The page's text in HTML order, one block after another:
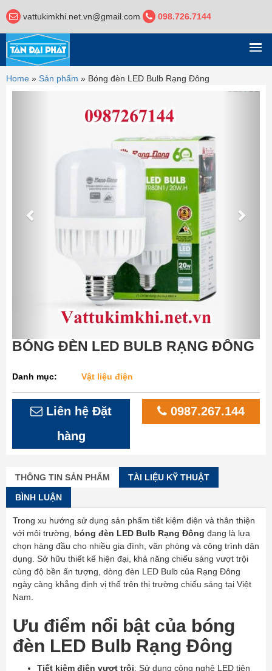
vattukimkhi.net.vn@gmail.com 098.726.7144
DANH MỤC
Home » Sản phẩm » Bóng đèn LED Bulb Rạng Đông
BÓNG ĐÈN LED BULB RẠNG ĐÔNG
Danh mục: Vật liệu điện
Liên hệ Đặt
hàng
0987.267.144
THÔNG TIN SẢN PHẨM TÀI LIỆU KỸ THUẬT
BÌNH LUẬN
Trong xu hướng sử dụng sản phẩm tiết kiệm điện và thân thiện
với môi trường, bóng đèn LED Bulb Rạng Đông đang là lựa
chọn hàng đầu cho nhiều gia đình, văn phòng và công trình dân
dụng. Sở hữu thiết kế hiện đại, khả năng chiếu sáng vượt trội
cùng độ bền ấn tượng, dòng đèn LED Bulb của Rạng Đông
ngày càng khẳng định vị thế trên thị trường chiếu sáng tại Việt
Nam.
Ưu điểm nổi bật của bóng
đèn LED Bulb Rạng Đông
Tiết kiệm điện vượt trội: Sử dụng công nghệ LED tiên